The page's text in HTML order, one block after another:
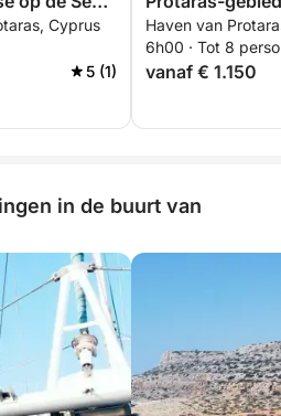
Cyprus
5 (1)
250 SDX.
Haven van
6h00 · Tot 8
vanaf € 1.150
in de buurt van